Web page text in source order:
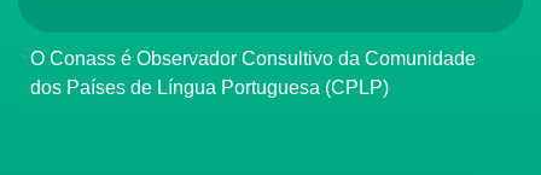
O Conass é Observador Consultivo da Comunidade
dos Países de Língua Portuguesa (CPLP)